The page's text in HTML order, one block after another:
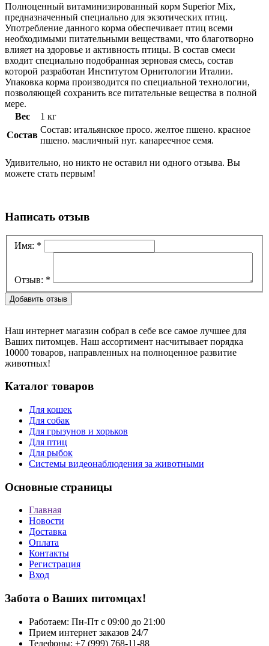
Полноценный витаминизированный корм Superior Mix,
предназначенный специально для экзотических птиц.
Употребление данного корма обеспечивает птиц всеми
необходимыми питательными веществами, что благотворно
влияет на здоровье и активность птицы. В состав смеси
входит специально подобранная зерновая смесь, состав
которой разработан Институтом Орнитологии Италии.
Упаковка корма производится по специальной технологии,
позволяющей сохранить все питательные вещества в полной
мере.
Вес
1 кг
Состав
Состав: итальянское просо. желтое пшено. красное
пшено. масличный нуг. канареечное семя.
Удивительно, но никто не оставил ни одного отзыва. Вы
можете стать первым!
Написать отзыв
Имя: *
Отзыв: *
Наш интернет магазин собрал в себе все самое лучшее для
Ваших питомцев. Наш ассортимент насчитывает порядка
10000 товаров, направленных на полноценное развитие
животных!
Каталог товаров
Для кошек
Для собак
Для грызунов и хорьков
Для птиц
Для рыбок
Cистемы видеонаблюдения за животными
Основные страницы
Главная
Новости
Доставка
Оплата
Контакты
Регистрация
Вход
Забота о Ваших питомцах!
Работаем: Пн-Пт с 09:00 до 21:00
Прием интернет заказов 24/7
Телефоны: +7 (999) 768-11-88